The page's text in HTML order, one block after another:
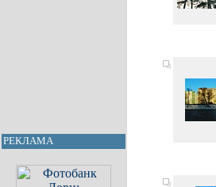
РЕКЛАМА